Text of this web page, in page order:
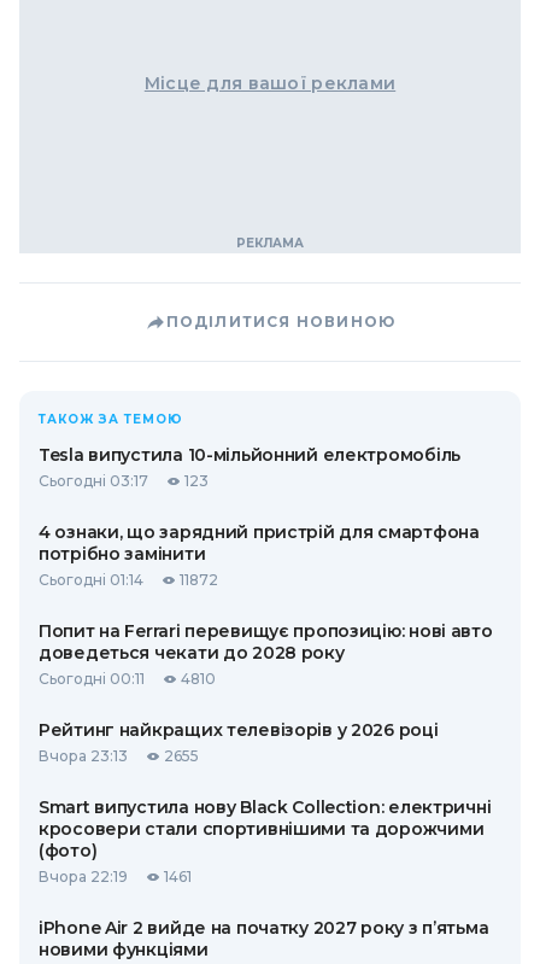
Місце для вашої реклами
ПОДІЛИТИСЯ НОВИНОЮ
ТАКОЖ ЗА ТЕМОЮ
Tesla випустила 10-мільйонний електромобіль
Сьогодні 03:17 123
4 ознаки, що зарядний пристрій для смартфона
потрібно замінити
Сьогодні 01:14 11872
Попит на Ferrari перевищує пропозицію: нові авто
доведеться чекати до 2028 року
Сьогодні 00:11 4810
Рейтинг найкращих телевізорів у 2026 році
Вчора 23:13 2655
Smart випустила нову Black Collection: електричні
кросовери стали спортивнішими та дорожчими
(фото)
Вчора 22:19 1461
iPhone Air 2 вийде на початку 2027 року з п’ятьма
новими функціями